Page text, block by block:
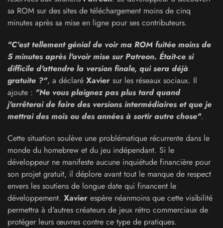
sa ROM sur des sites de téléchargement moins de cinq
minutes après sa mise en ligne pour ses contributeurs.
"C'est tellement génial de voir ma ROM fuitée moins de
5 minutes après l'avoir mise sur Patreon. Était-ce si
difficile d'attendre la version finale, qui sera déjà
gratuite ?", a déclaré Xavier sur les réseaux sociaux. Il
ajoute : "Ne vous plaignez pas plus tard quand
j'arrêterai de faire des versions intermédiaires et que je
mettrai des mois ou des années à sortir autre chose".
Cette situation soulève une problématique récurrente dans le
monde du homebrew et du jeu indépendant. Si le
développeur ne manifeste aucune inquiétude financière pour
son projet gratuit, il déplore avant tout le manque de respect
envers les soutiens de longue date qui financent le
développement. Xavier espère néanmoins que cette visibilité
permettra à d'autres créateurs de jeux rétro commerciaux de
protéger leurs œuvres contre ce type de pratiques.